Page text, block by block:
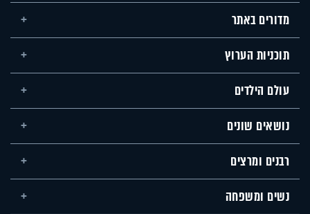
מדורים באתר
תוכניות הערוץ
עולם הילדים
נושאים שונים
רבנים ומרצים
נשים ומשפחה